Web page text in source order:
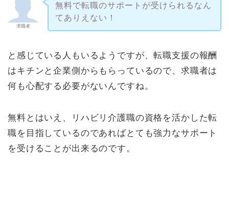
求職者
無料で転職のサポートが受けられるなん
てありえない！
と感じている人もいるようですが、転職支援の報酬
はキチンと企業側からもらっているので、求職者は
何も心配する必要がないんですね。
無料とはいえ、リハビリ介護職の資格を活かした転
職を目指しているのであればとても強力なサポート
を受けることが出来るのです。